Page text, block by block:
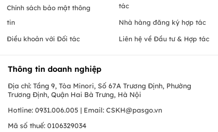
Chính sách bảo mật thông
tin
Điều khoản với Đối tác
tác
Nhà hàng đăng ký hợp tác
Liên hệ về Đầu tư & Hợp tác
Thông tin doanh nghiệp
Địa chỉ: Tầng 9, Tòa Minori, Số 67A Trương Định, Phường
Trương Định, Quận Hai Bà Trưng, Hà Nội
Hotline: 0931.006.005 | Email: CSKH@pasgo.vn
Mã số thuế: 0106329034